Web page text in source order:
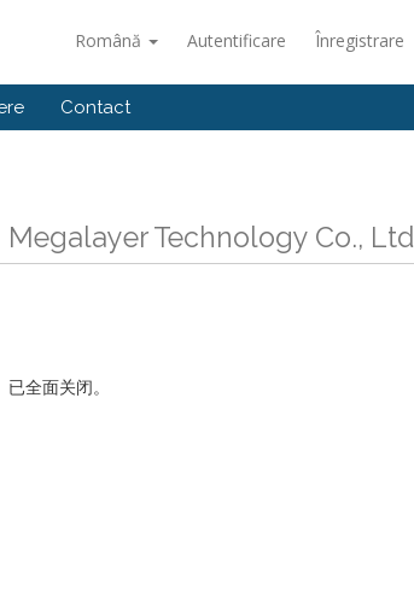
Română Autentificare Înregistrare
Contact
Technology Co., Ltd
全面关闭。